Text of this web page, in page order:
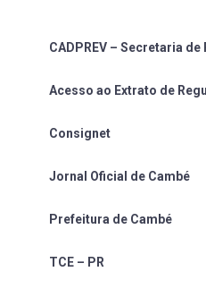
CADPREV – Secretaria
Acesso ao Extrato de
Consignet
Jornal Oficial de Cambé
Prefeitura de Cambé
TCE – PR